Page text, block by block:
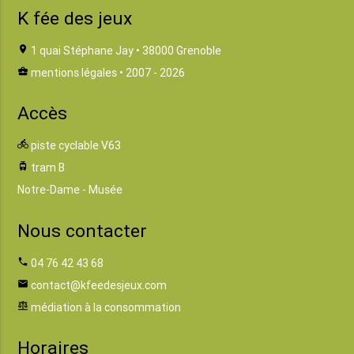
K fée des jeux
location_on 1 quai Stéphane Jay • 38000 Grenoble
business_center mentions légales • 2007 - 2026
Accès
directions_bike piste cyclable V63
tram tram B
Notre-Dame - Musée
Nous contacter
phone 04 76 42 43 68
email contact@kfeedesjeux.com
balance médiation à la consommation
Horaires